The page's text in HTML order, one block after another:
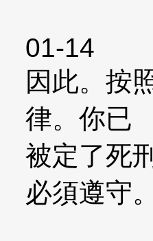
01-14
因此。按
律。你已
被定了死
必須遵守。